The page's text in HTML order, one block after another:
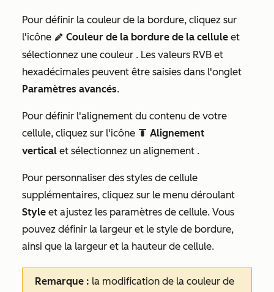
Pour définir la couleur de la bordure, cliquez sur
l'icône edit Couleur de la bordure de la cellule et
sélectionnez une couleur . Les valeurs RVB et
hexadécimales peuvent être saisies dans l'onglet
Paramètres avancés.
Pour définir l'alignement du contenu de votre
cellule, cliquez sur l'icône blockAlignmentTop Alignement
vertical et sélectionnez un alignement .
Pour personnaliser des styles de cellule
supplémentaires, cliquez sur le menu déroulant
Style et ajustez les paramètres de cellule. Vous
pouvez définir la largeur et le style de bordure,
ainsi que la largeur et la hauteur de cellule.
Remarque : la modification de la couleur de